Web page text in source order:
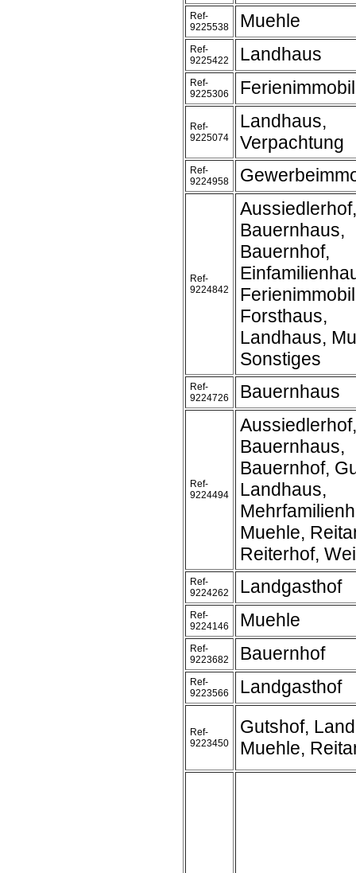
Ref-
9225538
Muehle
Ref-
9225422
Landhaus
Ref-
9225306
Ref-
9225074
Landhaus,
Verpachtung
Ref-
9224958
Ref-
9224842
Aussiedlerhof,
Bauernhaus,
Bauernhof,
Forsthaus,
Landhaus,
Sonstiges
Ref-
9224726
Bauernhaus
Ref-
9224494
Bauernhaus,
Bauernhof,
Landhaus,
Muehle,
Reiterhof,
Ref-
9224262
Landgasthof
Ref-
9224146
Muehle
Ref-
9223682
Bauernhof
Ref-
9223566
Landgasthof
Ref-
9223450
Gutshof,
Muehle,